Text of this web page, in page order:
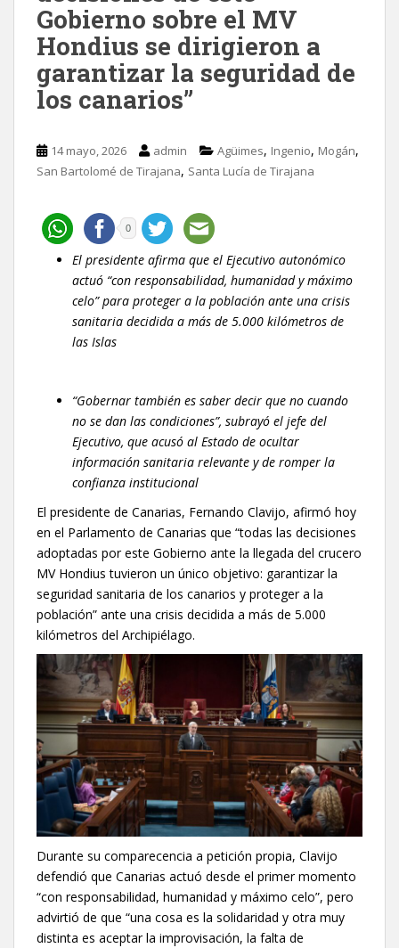
Gobierno sobre el MV
Hondius se dirigieron a
garantizar la seguridad de
los canarios”
14 mayo, 2026 admin Agüimes, Ingenio, Mogán,
San Bartolomé de Tirajana, Santa Lucía de Tirajana
0
El presidente afirma que el Ejecutivo autonómico
actuó “con responsabilidad, humanidad y máximo
celo” para proteger a la población ante una crisis
sanitaria decidida a más de 5.000 kilómetros de
las Islas
“Gobernar también es saber decir que no cuando
no se dan las condiciones”, subrayó el jefe del
Ejecutivo, que acusó al Estado de ocultar
información sanitaria relevante y de romper la
confianza institucional
El presidente de Canarias, Fernando Clavijo, afirmó hoy
en el Parlamento de Canarias que “todas las decisiones
adoptadas por este Gobierno ante la llegada del crucero
MV Hondius tuvieron un único objetivo: garantizar la
seguridad sanitaria de los canarios y proteger a la
población” ante una crisis decidida a más de 5.000
kilómetros del Archipiélago.
Durante su comparecencia a petición propia, Clavijo
defendió que Canarias actuó desde el primer momento
“con responsabilidad, humanidad y máximo celo”, pero
advirtió de que “una cosa es la solidaridad y otra muy
distinta es aceptar la improvisación, la falta de